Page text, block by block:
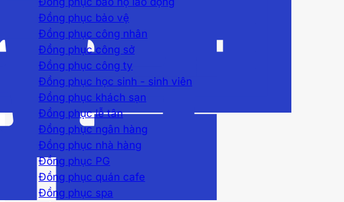
Đồng phục bảo vệ
Đồng phục công nhân
Đồng phục công sở
Đồng phục công ty
Đồng phục học sinh - sinh viên
Đồng phục khách sạn
Đồng phục lễ tân
Đồng phục ngân hàng
Đồng phục nhà hàng
Đồng phục PG
Đồng phục quán cafe
Đồng phục spa